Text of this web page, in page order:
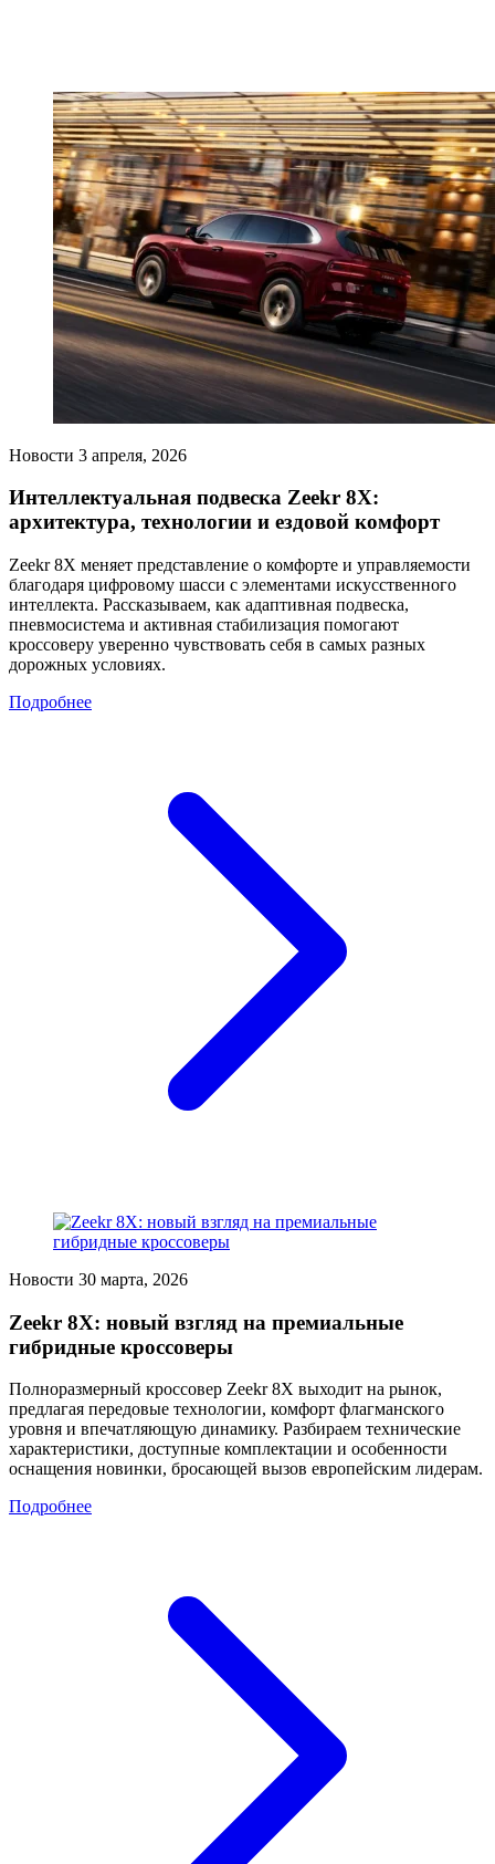
Новости 3 апреля, 2026
Интеллектуальная подвеска Zeekr 8X:
архитектура, технологии и ездовой комфорт
Zeekr 8X меняет представление о комфорте и управляемости
благодаря цифровому шасси с элементами искусственного
интеллекта. Рассказываем, как адаптивная подвеска,
пневмосистема и активная стабилизация помогают
кроссоверу уверенно чувствовать себя в самых разных
дорожных условиях.
Подробнее
Новости 30 марта, 2026
Zeekr 8X: новый взгляд на премиальные
гибридные кроссоверы
Полноразмерный кроссовер Zeekr 8X выходит на рынок,
предлагая передовые технологии, комфорт флагманского
уровня и впечатляющую динамику. Разбираем технические
характеристики, доступные комплектации и особенности
оснащения новинки, бросающей вызов европейским лидерам.
Подробнее